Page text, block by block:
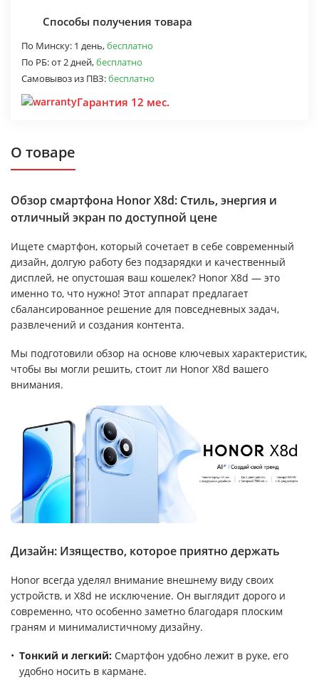
Способы получения товара
По Минску: 1 день,бесплатно
По РБ:от 2 дней,бесплатно
Самовывоз из ПВЗ:бесплатно
Гарантия 12 мес.
О товаре
Обзор смартфона Honor X8d: Стиль, энергия и
отличный экран по доступной цене
Ищете смартфон, который сочетает в себе современный
дизайн, долгую работу без подзарядки и качественный
дисплей, не опустошая ваш кошелек? Honor X8d — это
именно то, что нужно! Этот аппарат предлагает
сбалансированное решение для повседневных задач,
развлечений и создания контента.
Мы подготовили обзор на основе ключевых характеристик,
чтобы вы могли решить, стоит ли Honor X8d вашего
внимания.
Дизайн: Изящество, которое приятно держать
Honor всегда уделял внимание внешнему виду своих
устройств, и X8d не исключение. Он выглядит дорого и
современно, что особенно заметно благодаря плоским
граням и минималистичному дизайну.
Тонкий и легкий: Смартфон удобно лежит в руке, его
удобно носить в кармане.